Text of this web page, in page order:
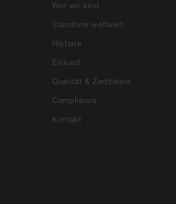
Wer wir sind
Standorte weltweit
Historie
Einkauf
Qualität & Zertifikate
Compliance
Kontakt